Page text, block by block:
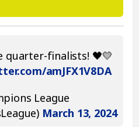
quarter-finalists! 🖤💛
amJFX1V8DA
League
March 13, 2024